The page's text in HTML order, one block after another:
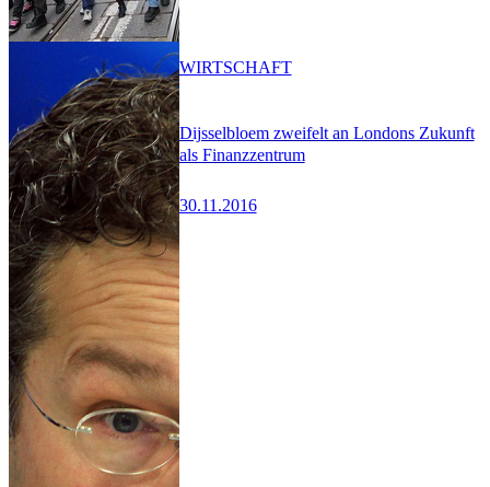
Dijsselbloem zweifelt an Londons Zukunft
als Finanzzentrum
30.11.2016
WIRTSCHAFT